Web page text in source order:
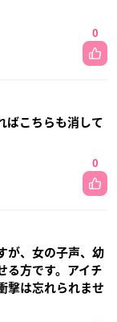
0
ばこちらも消して
0
が、女の子声、幼
る方です。アイチ
撃は忘れられませ